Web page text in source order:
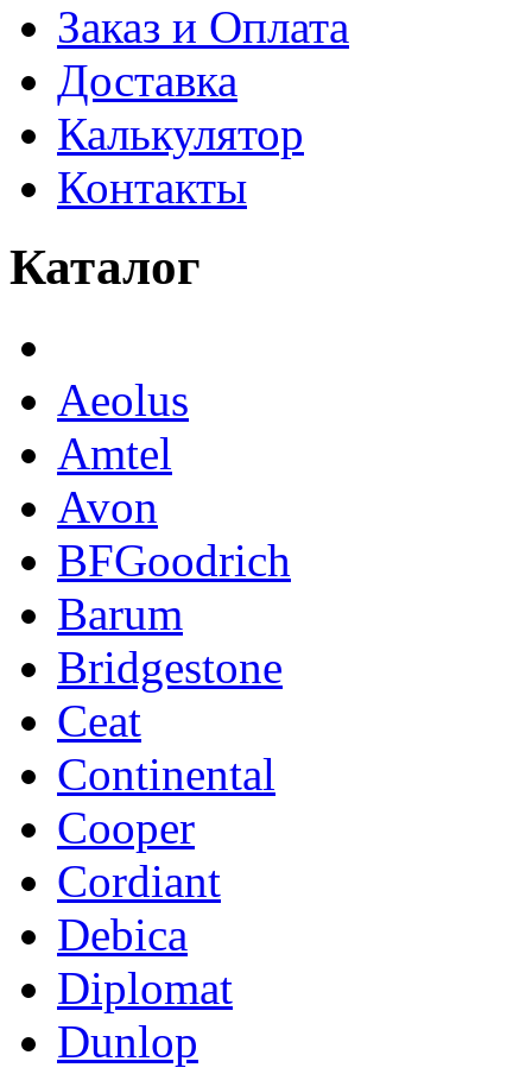
Заказ и Оплата
Доставка
Калькулятор
Контакты
Каталог
Aeolus
Amtel
Avon
BFGoodrich
Barum
Bridgestone
Ceat
Continental
Cooper
Cordiant
Debica
Diplomat
Dunlop